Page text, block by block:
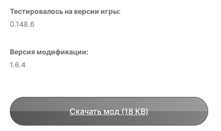
Тестировалось на версии игры:
0.148.6
Версия модификации:
1.6.4
Скачать мод (18 KB)